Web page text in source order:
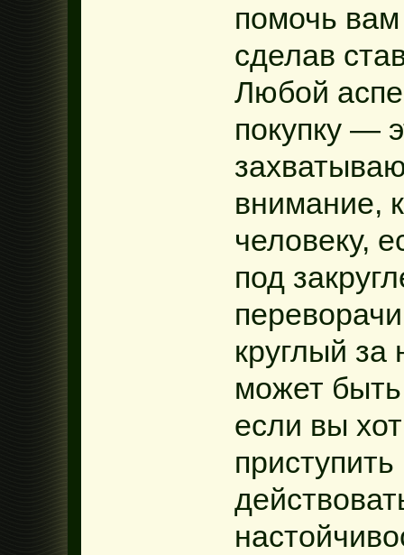
помочь
сделав
Любой
покупку —
внимание,
человеку,
под
круглый
может
если вы